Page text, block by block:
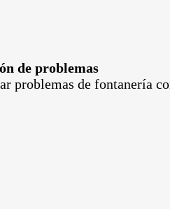
de problemas
problemas de fontanería